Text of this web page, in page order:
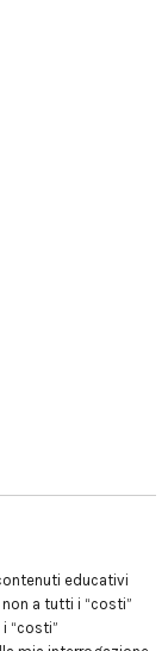
educativi
a tutti i “costi”
“costi”